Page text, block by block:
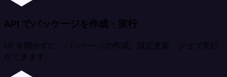
API でパッケージを作成・実行
UI を開かずに、パッケージの作成、設定更新、ジョブ実行
ができます。